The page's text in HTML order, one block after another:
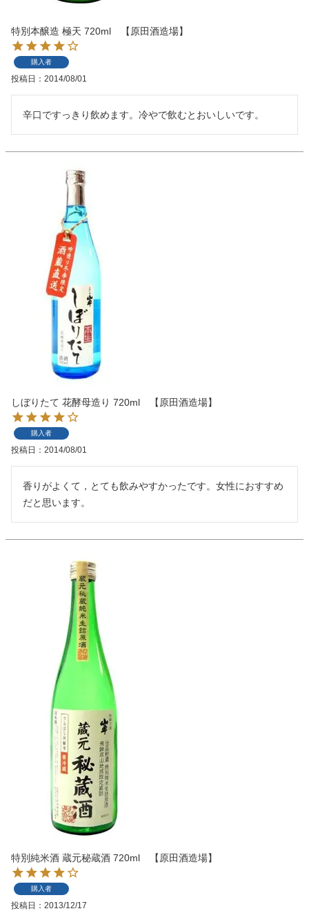
特別本醸造 極天 720ml 【原田酒造場】
購入者
投稿日 2014/08/01
辛口ですっきり飲めます。冷やで飲むとおいしいです。
しぼりたて 花酵母造り 720ml 【原田酒造場】
購入者
投稿日 2014/08/01
香りがよくて，とても飲みやすかったです。女性におすすめ
だと思います。
特別純米酒 蔵元秘蔵酒 720ml 【原田酒造場】
購入者
投稿日 2013/12/17